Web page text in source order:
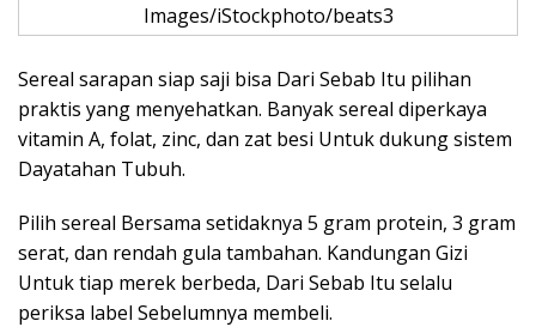
Images/iStockphoto/beats3
Sereal sarapan siap saji bisa Dari Sebab Itu pilihan
praktis yang menyehatkan. Banyak sereal diperkaya
vitamin A, folat, zinc, dan zat besi Untuk dukung sistem
Dayatahan Tubuh.
Pilih sereal Bersama setidaknya 5 gram protein, 3 gram
serat, dan rendah gula tambahan. Kandungan Gizi
Untuk tiap merek berbeda, Dari Sebab Itu selalu
periksa label Sebelumnya membeli.